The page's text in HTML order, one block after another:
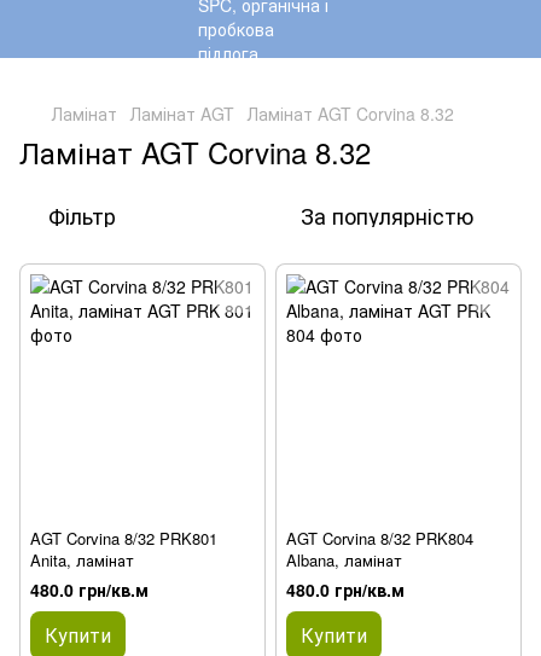
Ламінат Ламінат AGT Ламінат AGT Corvina 8.32
Ламінат AGT Corvina 8.32
Фільтр За популярністю
AGT Corvina 8/32 PRK801
Anita, ламінат
480.0 грн/кв.м
Купити
AGT Corvina 8/32 PRK804
Albana, ламінат
480.0 грн/кв.м
Купити